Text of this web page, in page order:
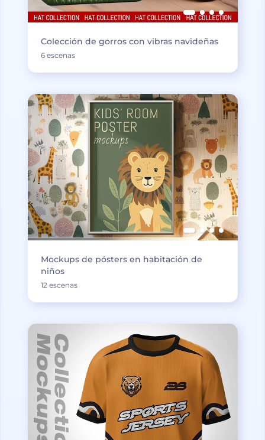
Colección de gorros con vibras navideñas
6 escenas
Mockups de pósters en habitación de
niños
12 escenas